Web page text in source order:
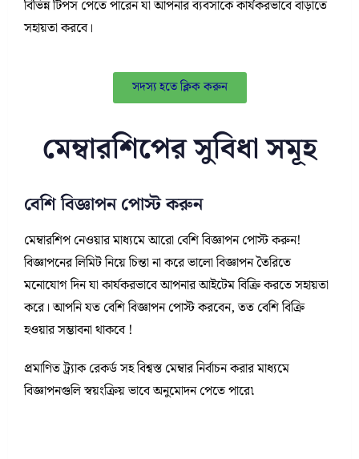
বিভিন্ন টিপস পেতে পারেন যা আপনার ব্যবসাকে কার্যকরভাবে বাড়াতে
সহায়তা করবে।
সদস্য হতে ক্লিক করুন
মেম্বারশিপের সুবিধা সমূহ
বেশি বিজ্ঞাপন পোস্ট করুন
মেম্বারশিপ নেওয়ার মাধ্যমে আরো বেশি বিজ্ঞাপন পোস্ট করুন!
বিজ্ঞাপনের লিমিট নিয়ে চিন্তা না করে ভালো বিজ্ঞাপন তৈরিতে
মনোযোগ দিন যা কার্যকরভাবে আপনার আইটেম বিক্রি করতে সহায়তা
করে। আপনি যত বেশি বিজ্ঞাপন পোস্ট করবেন, তত বেশি বিক্রি
হওয়ার সম্ভাবনা থাকবে !
প্রমাণিত ট্র্যাক রেকর্ড সহ বিশ্বস্ত মেম্বার নির্বাচন করার মাধ্যমে
বিজ্ঞাপনগুলি স্বয়ংক্রিয় ভাবে অনুমোদন পেতে পারে৷